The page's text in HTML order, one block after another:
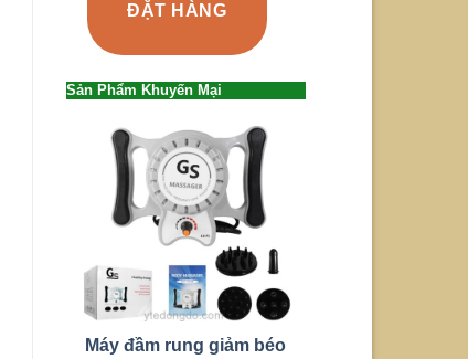
ĐẶT HÀNG
Sản Phẩm Khuyến Mại
Máy đầm rung giảm béo